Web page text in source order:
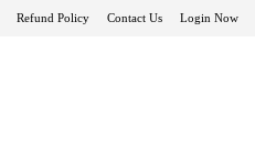
Refund Policy Contact Us Login Now